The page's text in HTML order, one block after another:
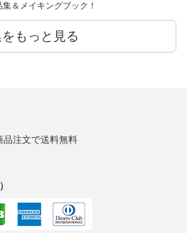
＆メイキングブック！
もっと見る
品注文で送料無料